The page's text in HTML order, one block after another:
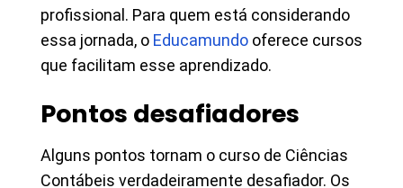
profissional. Para quem está considerando
essa jornada, o Educamundo oferece cursos
que facilitam esse aprendizado.
Pontos desafiadores
Alguns pontos tornam o curso de Ciências
Contábeis verdadeiramente desafiador. Os